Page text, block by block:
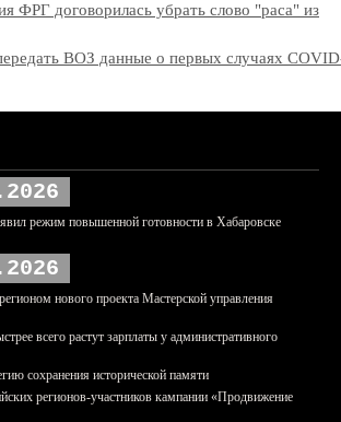
ФРГ договорилась убрать слово "раса" из
ВОЗ данные о первых случаях
режим повышенной готовности в Хабаровске
нового проекта Мастерской управления
всего растут зарплаты у административного
сохранения исторической памяти
регионов-участников кампании «Продвижение